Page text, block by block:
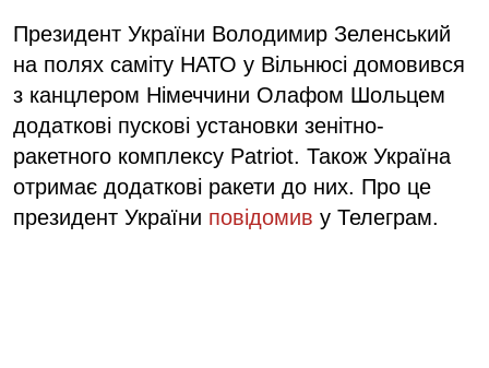
Президент України Володимир Зеленський
на полях саміту НАТО у Вільнюсі домовився
з канцлером Німеччини Олафом Шольцем
додаткові пускові установки зенітно-
ракетного комплексу Patriot. Також Україна
отримає додаткові ракети до них. Про це
президент України повідомив у Телеграм.